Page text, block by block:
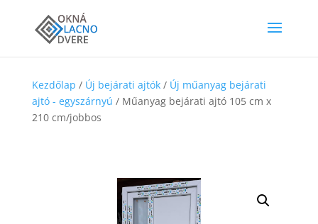
Kezdőlap / Új bejárati ajtók/ Új műanyag bejárati
ajtó - egyszárnyú / Műanyag bejárati ajtó 105 cm x
210 cm/jobbos